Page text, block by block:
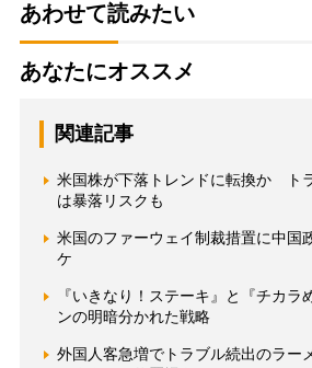
あわせて読みたい
あなたにオススメ
関連記事
米国株が下落トレンドに転換か ト
は暴落リスクも
米国のファーウェイ制裁措置に中国
ケ
『いきなり！ステーキ』と『チカラ
ンの明暗分かれた戦略
外国人客急増でトラブル続出のラー